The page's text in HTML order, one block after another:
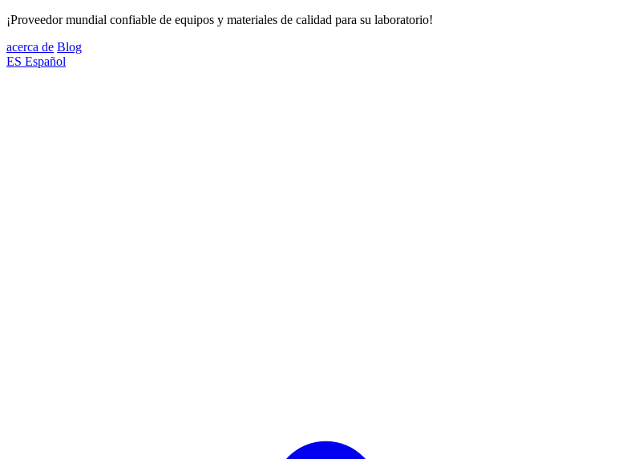
¡Proveedor mundial confiable de equipos y materiales de calidad para su laboratorio!
acerca de Blog
ES Español